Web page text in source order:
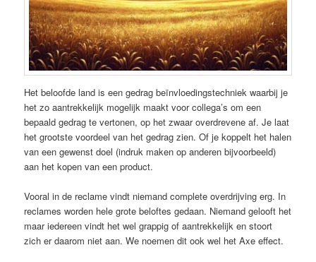
Het beloofde land is een gedrag beïnvloedingstechniek waarbij je
het zo aantrekkelijk mogelijk maakt voor collega’s om een
bepaald gedrag te vertonen, op het zwaar overdrevene af. Je laat
het grootste voordeel van het gedrag zien. Of je koppelt het halen
van een gewenst doel (indruk maken op anderen bijvoorbeeld)
aan het kopen van een product.
Vooral in de reclame vindt niemand complete overdrijving erg. In
reclames worden hele grote beloftes gedaan. Niemand gelooft het
maar iedereen vindt het wel grappig of aantrekkelijk en stoort
zich er daarom niet aan. We noemen dit ook wel het Axe effect.